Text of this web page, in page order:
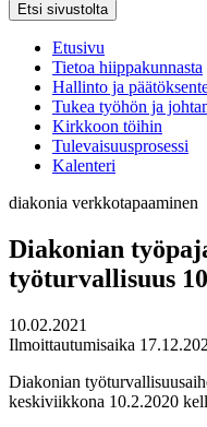
Etsi sivustolta
Etusivu
Tietoa hiippakunnasta
Hallinto ja
Tukea työhön ja
Kirkkoon töihin
Tulevaisuusprosessi
Kalenteri
diakonia verkkotapaaminen
Diakonian
työturvallisuus
10.02.2021
Ilmoittautumisaika
Diakonian
keskiviikkona 10.2.2020